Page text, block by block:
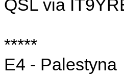
QSL via
*****
E4 - Palestyna